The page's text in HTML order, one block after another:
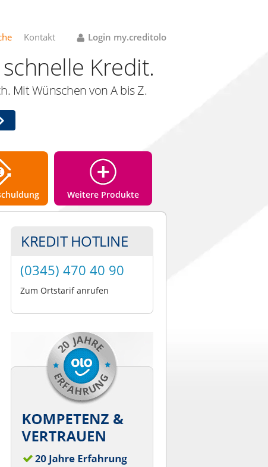
Kontakt Login my.creditolo
Kredit.
Mit Wünschen von A bis Z.
Weitere Produkte
KREDIT HOTLINE
(0345) 470 40 90
Zum Ortstarif anrufen